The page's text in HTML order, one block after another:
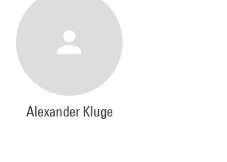
Alexander Kluge